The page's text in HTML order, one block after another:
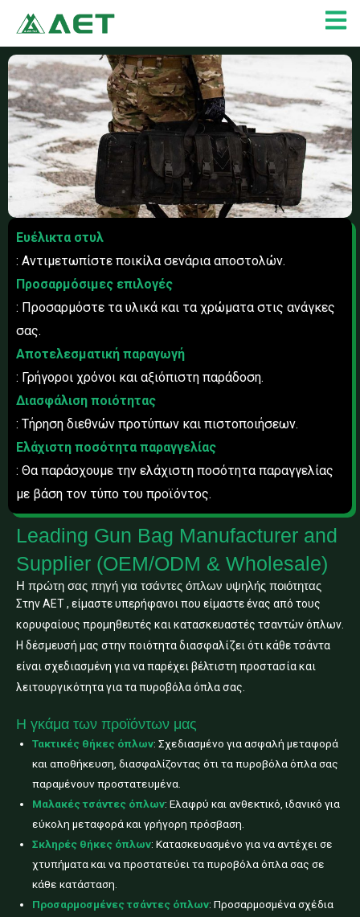
στο
περιεχόμενο
Leading Gun Bag Manufacturer and
Supplier (OEM/ODM & Wholesale)
Η πρώτη σας πηγή για τσάντες όπλων υψηλής ποιότητας
Στην AET , είμαστε υπερήφανοι που είμαστε ένας από τους
κορυφαίους προμηθευτές και κατασκευαστές τσαντών όπλων.
Η δέσμευσή μας στην ποιότητα διασφαλίζει ότι κάθε τσάντα
είναι σχεδιασμένη για να παρέχει βέλτιστη προστασία και
λειτουργικότητα για τα πυροβόλα όπλα σας.
Η γκάμα των προϊόντων μας
Τακτικές θήκες όπλων: Σχεδιασμένο για ασφαλή μεταφορά
και αποθήκευση, διασφαλίζοντας ότι τα πυροβόλα όπλα σας
παραμένουν προστατευμένα.
Μαλακές τσάντες όπλων: Ελαφρύ και ανθεκτικό, ιδανικό για
εύκολη μεταφορά και γρήγορη πρόσβαση.
Σκληρές θήκες όπλων: Κατασκευασμένο για να αντέχει σε
χτυπήματα και να προστατεύει τα πυροβόλα όπλα σας σε
κάθε κατάσταση.
Προσαρμοσμένες τσάντες όπλων: Προσαρμοσμένα σχέδια
Ευέλικτα στυλ
: Αντιμετωπίστε ποικίλα σενάρια αποστολών.
Προσαρμόσιμες επιλογές
: Προσαρμόστε τα υλικά και τα χρώματα στις ανάγκες
σας.
Αποτελεσματική παραγωγή
: Γρήγοροι χρόνοι και αξιόπιστη παράδοση.
Διασφάλιση ποιότητας
: Τήρηση διεθνών προτύπων και πιστοποιήσεων.
Ελάχιστη ποσότητα παραγγελίας
: Θα παράσχουμε την ελάχιστη ποσότητα παραγγελίας
με βάση τον τύπο του προϊόντος.